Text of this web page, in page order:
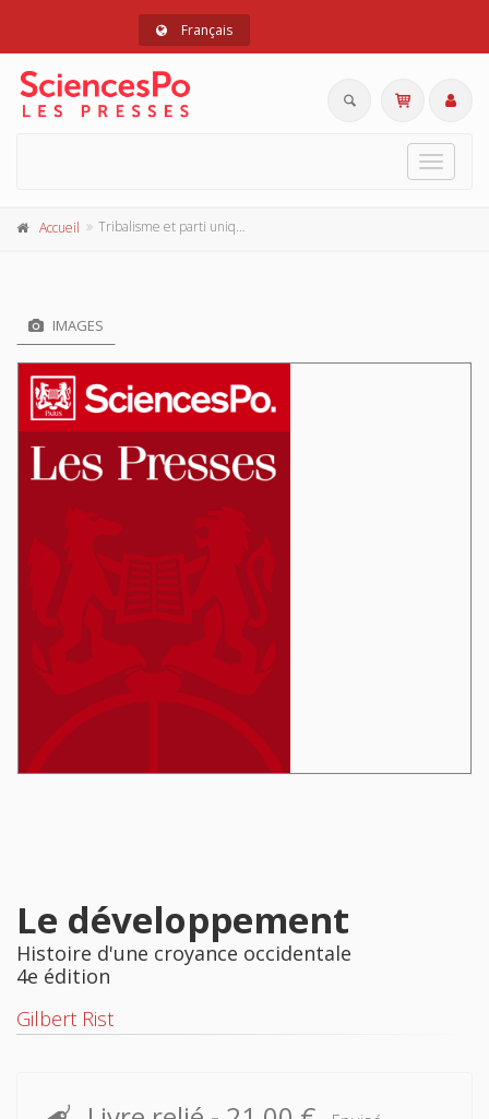
Français
Toggle
Accueil Tribalisme et parti unique en Afrique
IMAGES
Le développement
Histoire d'une croyance occidentale
4e édition
Gilbert Rist